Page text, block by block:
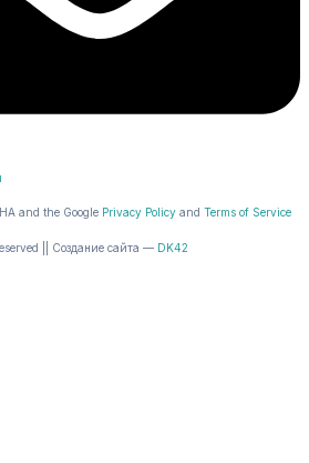
and the Google Privacy Policy and Terms of Service
|| Создание сайта — DK42